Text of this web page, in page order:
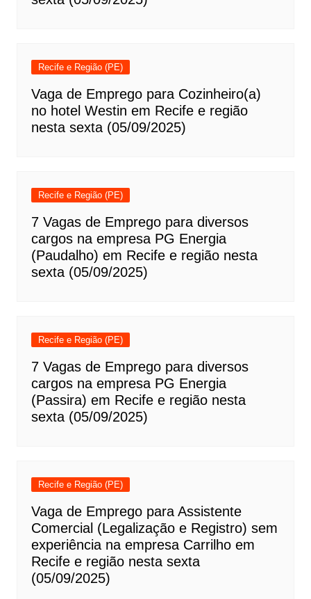
Recife e Região (PE)
Vaga de Emprego para Cozinheiro(a)
no hotel Westin em Recife e região
nesta sexta (05/09/2025)
Recife e Região (PE)
7 Vagas de Emprego para diversos
cargos na empresa PG Energia
(Paudalho) em Recife e região nesta
sexta (05/09/2025)
Recife e Região (PE)
7 Vagas de Emprego para diversos
cargos na empresa PG Energia
(Passira) em Recife e região nesta
sexta (05/09/2025)
Recife e Região (PE)
Vaga de Emprego para Assistente
Comercial (Legalização e Registro) sem
experiência na empresa Carrilho em
Recife e região nesta sexta
(05/09/2025)